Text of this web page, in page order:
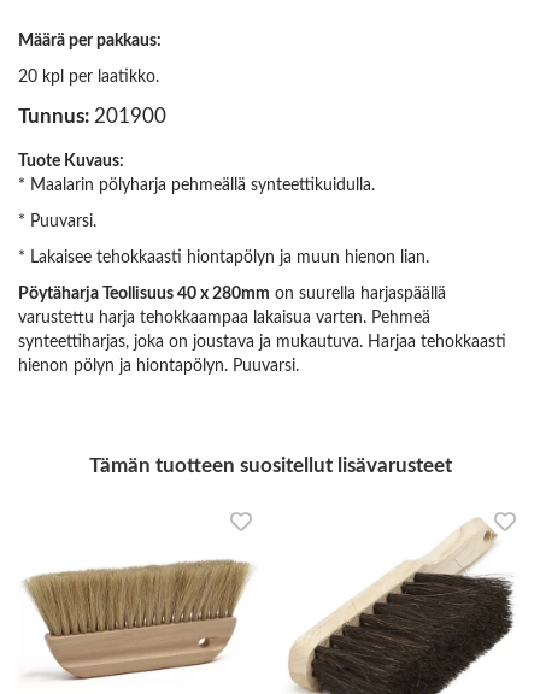
Määrä per pakkaus:
20 kpl per laatikko.
Tunnus: 201900
Tuote Kuvaus:
* Maalarin pölyharja pehmeällä synteettikuidulla.
* Puuvarsi.
* Lakaisee tehokkaasti hiontapölyn ja muun hienon lian.
Pöytäharja Teollisuus 40 x 280mm on suurella harjaspäällä
varustettu harja tehokkaampaa lakaisua varten. Pehmeä
synteettiharjas, joka on joustava ja mukautuva. Harjaa tehokkaasti
hienon pölyn ja hiontapölyn. Puuvarsi.
Tämän tuotteen suositellut lisävarusteet